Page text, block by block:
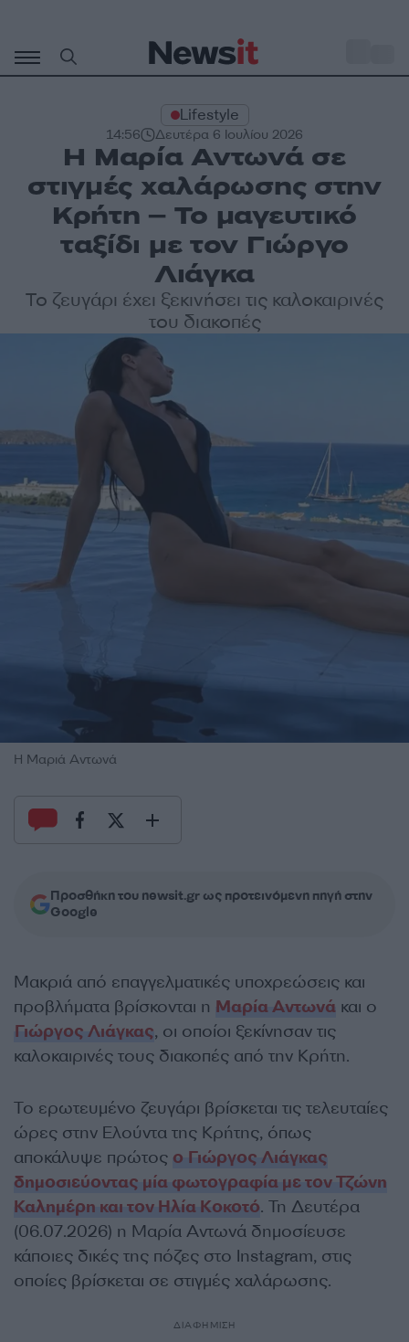
περιεχόμενο
Lifestyle
14:56 Δευτέρα 6 Ιουλίου 2026
Η Μαρία Αντωνά σε
στιγμές χαλάρωσης στην
Κρήτη – Το μαγευτικό
ταξίδι με τον Γιώργο
Λιάγκα
Το ζευγάρι έχει ξεκινήσει τις καλοκαιρινές
του διακοπές
Η Μαριά Αντωνά
Προσθήκη του newsit.gr ως προτεινόμενη πηγή στην
Google
Μακριά από επαγγελματικές υποχρεώσεις και
προβλήματα βρίσκονται η Μαρία Αντωνά και ο
Γιώργος Λιάγκας, οι οποίοι ξεκίνησαν τις
καλοκαιρινές τους διακοπές από την Κρήτη.
Το ερωτευμένο ζευγάρι βρίσκεται τις τελευταίες
ώρες στην Ελούντα της Κρήτης, όπως
αποκάλυψε πρώτος ο Γιώργος Λιάγκας
δημοσιεύοντας μία φωτογραφία με τον Τζώνη
Καλημέρη και τον Ηλία Κοκοτό. Τη Δευτέρα
(06.07.2026) η Μαρία Αντωνά δημοσίευσε
κάποιες δικές της πόζες στο Instagram, στις
οποίες βρίσκεται σε στιγμές χαλάρωσης.
ΔΙΑΦΗΜΙΣΗ